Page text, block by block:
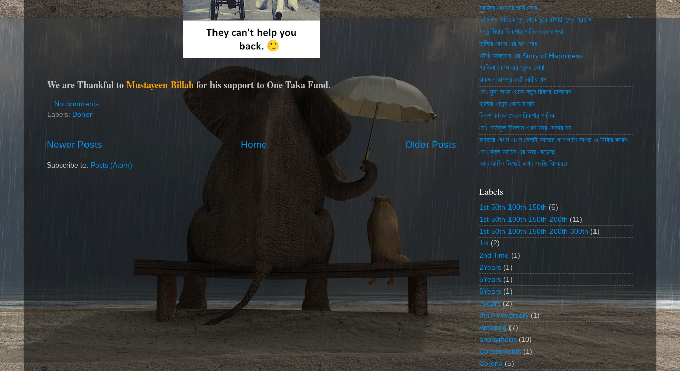
We are Thankful toMustayeen Billahfor his support to One Taka Fund.
No comments:
Labels: Donor
Newer Posts Older Posts
Home
Subscribe to: Posts (Atom)
মরজিনা বেগমের জমি কেনা
আতাউর ভাইকে সুদ থেকে দূরে রাখার ক্ষুদ্র প্রয়াস
মন্তু মিয়ার রিকশার মালিক বনে যাওয়া
হালিমা বেগম এর ঋণ শোধ
আঁখি আক্তার এর Story of Happiness
মরজিনা বেগম এর সুদের বোঝা
একজন আত্মপ্রত্যয়ী নারীর গল্প
মোঃ মুসা আজ থেকে নতুন রিকশা চালাবেন
হালিমা খাতুন থেমে যাননি
রিকশা চালক থেকে রিকশার মালিক
মোঃ শফিকুল ইসলাম এখন আর বেকার নন
ফাতেমা বেগম এখন সেলাই কাজের পাশাপাশি কাপড় ও বিক্রি করেন
মোঃ রুহুল আমিন এর আয় বেড়েছে
আল আমিন নিজেই এখন সবজি বিক্রেতা
Labels
1st-50th-100th-150th (6)
1st-50th-100th-150th-200th (11)
1st-50th-100th-150th-200th-300th (1)
1tk (2)
2nd Time (1)
2Years (1)
5Years (1)
6Years (1)
7years (2)
8th Anniversary (1)
Amazing (7)
anonymous (10)
Compliments (1)
Corona (5)